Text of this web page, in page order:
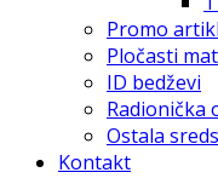
Promo
Pločasti
ID bedževi
Radionička
Ostala
Kontakt